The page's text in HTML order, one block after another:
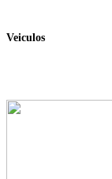
Veiculos